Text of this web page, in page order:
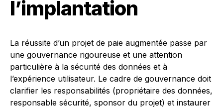
l’implantation
La réussite d’un projet de paie augmentée passe par
une gouvernance rigoureuse et une attention
particulière à la sécurité des données et à
l’expérience utilisateur. Le cadre de gouvernance doit
clarifier les responsabilités (propriétaire des données,
responsable sécurité, sponsor du projet) et instaurer